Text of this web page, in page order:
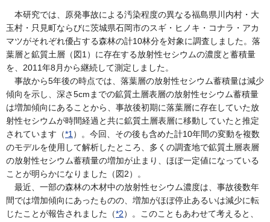
本研究では、原発事故による汚染程度の異なる福島県川内村・大
玉村・只見町ならびに茨城県石岡市のスギ・ヒノキ・コナラ・アカ
マツがそれぞれ優占する森林の計10林分を対象に調査しました。落
葉層と鉱質土層（図1）に存在する放射性セシウムの濃度と蓄積量
を、2011年8月から継続して測定しました。
事故から5年後の時点では、落葉層の放射性セシウム蓄積量は減少
傾向を示し、深さ5cmまでの鉱質土層表層の放射性セシウム蓄積量
は増加傾向にあることから、事故後初期に落葉層に存在していた放
射性セシウムが時間経過と共に鉱質土層表層に移動していたと推定
されています （*1）。今回、その後も含めた計10年間の変動を複数
のモデルを使用して解析したところ、多くの調査地で鉱質土層表層
の放射性セシウム蓄積量の増加が止まり、ほぼ一定値になっている
ことが明らかになりました（図2）。
最近、⼀部の森林の⽊材中の放射性セシウム濃度は、事故後数年
間では増加傾向にあったものの、増加がほぼ停止あるいは減少に転
じたことが報告されました （*2）。このこともあわせて考えると、